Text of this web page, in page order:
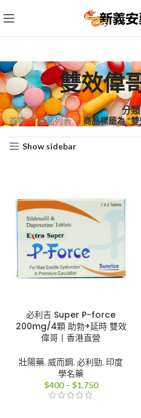
雙效偉
分類
首頁 商品列表 商品標籤為 “
Show sidebar
必利吉 Super P-force
200mg/4顆 助勃+延時 雙效
偉哥丨香港直營
壯陽藥, 威而鋼, 必利勁, 印度
學名藥
$400 – $1,750價